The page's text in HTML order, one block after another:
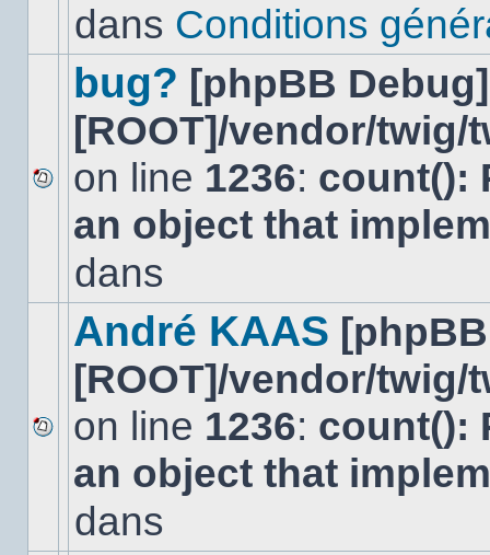
sujet.
dans Conditions
Aucun
nouveau
message
sujet.
bug? [phpBB
[ROOT]/vendor/
on line 1236: count():
an object that
dans
Aucun
nouveau
message
André KAAS
[ROOT]/vendor/
on line 1236: count():
an object that
dans